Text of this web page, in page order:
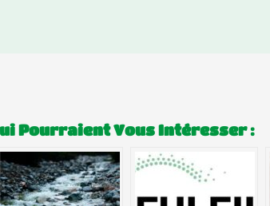
Pourraient Vous Intéresser :